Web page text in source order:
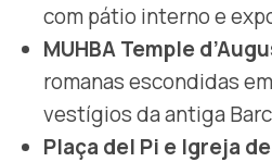
com pátio interno e
MUHBA Temple
romanas escondidas
vestígios da antiga
Plaça del Pi e Igreja